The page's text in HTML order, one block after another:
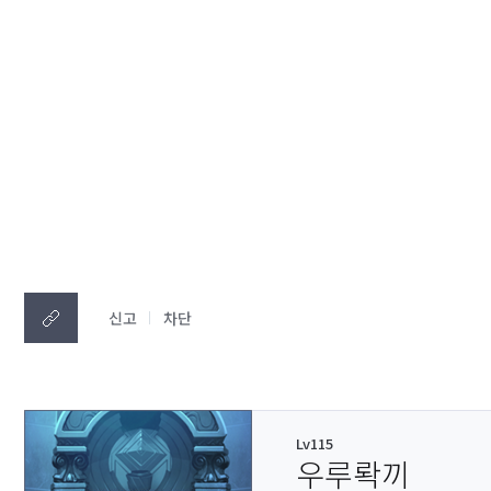
신고 차단
Lv115
우루롹끼